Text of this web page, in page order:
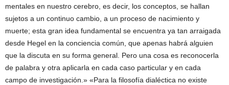
mentales en nuestro cerebro, es decir, los conceptos, se hallan
sujetos a un continuo cambio, a un proceso de nacimiento y
muerte; esta gran idea fundamental se encuentra ya tan arraigada
desde Hegel en la conciencia común, que apenas habrá alguien
que la discuta en su forma general. Pero una cosa es reconocerla
de palabra y otra aplicarla en cada caso particular y en cada
campo de investigación.» «Para la filosofía dialéctica no existe